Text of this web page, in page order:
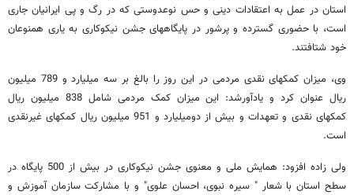
استان در عمل به اعتقادات دینی و حس نوعدوستی که در رگ و پی ایرانیان جاری
است، با حضوری گسترده و پرشور در پایگاههای جشن نیکوکاری به یاری همنوعان
خود شتافتند.
وی، میزان کمکهای نقدی مردمی در این روز را بالغ بر سه میلیارد و 789 میلیون
ریال عنوان کرد و یادآورشد: این میزان کمک مردمی شامل 838 میلیون ریال
کمکهای نقدی و تعهدات و بیش از دومیلیارد و 951 میلیون ریال کمکهای غیرنقدی
است.
ولی زاده افزود: همایش ملی و معنوی جشن نیکوکاری در بیش از 500 پایگاه در
سطح استان با شعار " سیره نبوی، احسان علوی" و با مشارکت سازمان آموزش و